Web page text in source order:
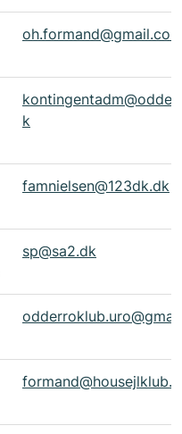
oh.formand@gmail.com
k
famnielsen@123dk.dk
sp@sa2.dk